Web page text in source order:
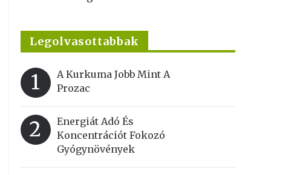
Legolvasottabbak
1
A Kurkuma Jobb Mint A
Prozac
2
Energiát Adó És
Koncentrációt Fokozó
Gyógynövények